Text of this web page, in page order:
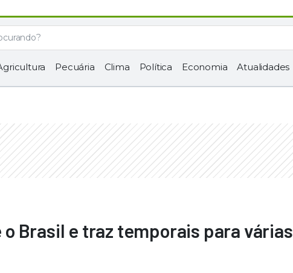
Pecuária Clima Política Economia Atualidades
Brasil e traz temporais para várias